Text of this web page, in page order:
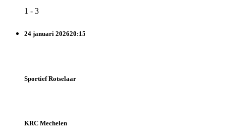
1 - 3
24 januari 202620:15
Sportief Rotselaar
KRC Mechelen